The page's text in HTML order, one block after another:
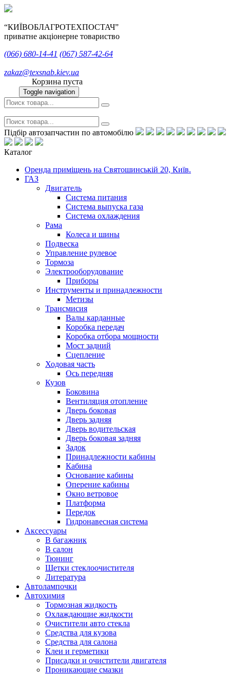
“КИЇВОБЛАГРОТЕХПОСТАЧ”
приватне акціонерне товариство
(066) 680-14-41 (067) 587-42-64
zakaz@texsnab.kiev.ua
Корзина пуста
Toggle navigation
Підбір автозапчастин по автомобілю
Каталог
Оренда приміщень на Святошинській 20, Київ.
ГАЗ
Двигатель
Система питания
Система выпуска газа
Система охлаждения
Рама
Колеса и шины
Подвеска
Управление рулевое
Тормоза
Электрооборудование
Приборы
Инструменты и принадлежности
Метизы
Трансмисия
Валы карданные
Коробка передач
Коробка отбора мощности
Мост задний
Сцепление
Ходовая часть
Ось передняя
Кузов
Боковина
Вентиляция отопление
Дверь боковая
Дверь задняя
Дверь водительская
Дверь боковая задняя
Задок
Принадлежности кабины
Кабина
Основание кабины
Оперение кабины
Окно ветровое
Платформа
Передок
Гидронавесная система
Аксессуары
В багажник
В салон
Тюнинг
Щетки стеклоочистителя
Литература
Автолампочки
Автохимия
Тормозная жидкость
Охлаждающие жидкости
Очистители авто стекла
Средства для кузова
Средства для салона
Клеи и герметики
Присадки и очистители двигателя
Проникающие смазки